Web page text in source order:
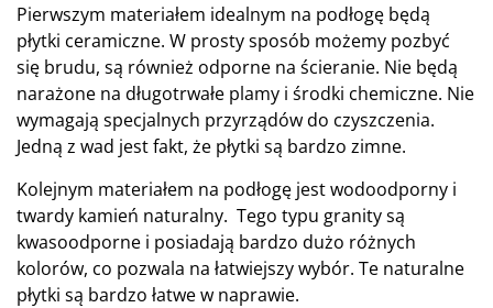
Pierwszym materiałem idealnym na podłogę będą
płytki ceramiczne. W prosty sposób możemy pozbyć
się brudu, są również odporne na ścieranie. Nie będą
narażone na długotrwałe plamy i środki chemiczne. Nie
wymagają specjalnych przyrządów do czyszczenia.
Jedną z wad jest fakt, że płytki są bardzo zimne.
Kolejnym materiałem na podłogę jest wodoodporny i
twardy kamień naturalny. Tego typu granity są
kwasoodporne i posiadają bardzo dużo różnych
kolorów, co pozwala na łatwiejszy wybór. Te naturalne
płytki są bardzo łatwe w naprawie.